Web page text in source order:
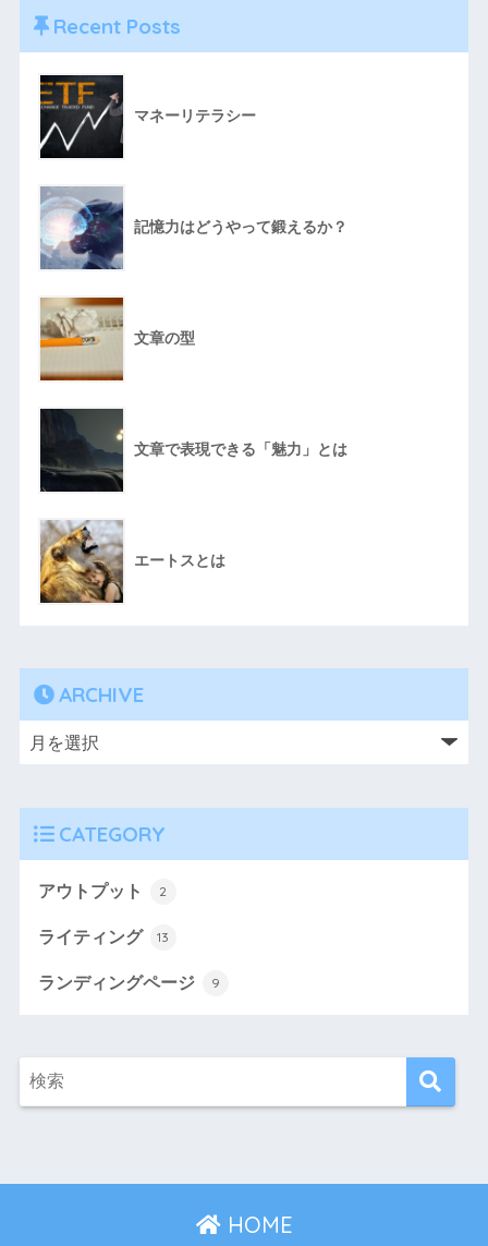
Recent Posts
マネーリテラシー
記憶力はどうやって鍛えるか？
文章の型
文章で表現できる「魅力」とは
エートスとは
ARCHIVE
CATEGORY
アウトプット 2
ライティング 13
ランディングページ 9
HOME